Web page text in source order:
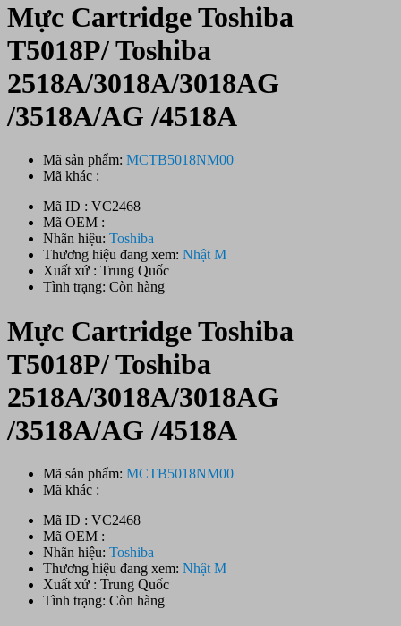
Mực Cartridge Toshiba
T5018P/ Toshiba
2518A/3018A/3018AG
/3518A/AG /4518A
Mã sản phẩm: MCTB5018NM00
Mã khác :
Mã ID : VC2468
Mã OEM :
Nhãn hiệu: Toshiba
Thương hiệu đang xem: Nhật M
Xuất xứ : Trung Quốc
Tình trạng: Còn hàng
Mực Cartridge Toshiba
T5018P/ Toshiba
2518A/3018A/3018AG
/3518A/AG /4518A
Mã sản phẩm: MCTB5018NM00
Mã khác :
Mã ID : VC2468
Mã OEM :
Nhãn hiệu: Toshiba
Thương hiệu đang xem: Nhật M
Xuất xứ : Trung Quốc
Tình trạng: Còn hàng